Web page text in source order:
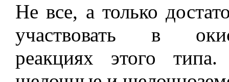
Не все, а только
участвовать в
реакциях этого